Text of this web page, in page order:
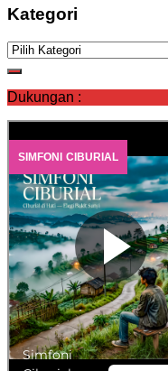
Kategori
Kategori
Dukungan :